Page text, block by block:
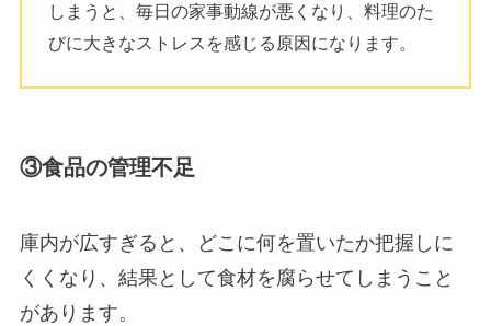
しまうと、毎日の家事動線が悪くなり、料理のた
びに大きなストレスを感じる原因になります。
③食品の管理不足
庫内が広すぎると、どこに何を置いたか把握しに
くくなり、結果として食材を腐らせてしまうこと
があります。